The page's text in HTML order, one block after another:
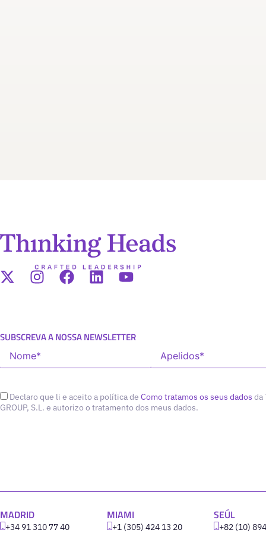
SUBSCREVA A NOSSA NEWSLETTER
Declaro que li e aceito a política de Como tratamos os seus dados da
GROUP, S.L. e autorizo o tratamento dos meus dados.
MADRID
+34 91 310 77 40
MIAMI
+1 (305) 424 13 20
SEÚL
+82 (10)